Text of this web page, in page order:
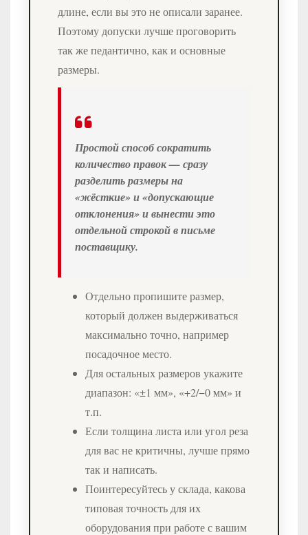
длине, если вы это не описали заранее.
Поэтому допуски лучше проговорить
так же педантично, как и основные
размеры.
Простой способ сократить
количество правок — сразу
разделить размеры на
«жёсткие» и «допускающие
отклонения» и вынести это
отдельной строкой в письме
поставщику.
Отдельно пропишите размер,
который должен выдерживаться
максимально точно, например
посадочное место.
Для остальных размеров укажите
диапазон: «±1 мм», «+2/−0 мм» и
т.п.
Если толщина листа или угол реза
для вас не критичны, лучше прямо
так и написать.
Поинтересуйтесь у склада, какова
типовая точность для их
оборудования при работе с вашим